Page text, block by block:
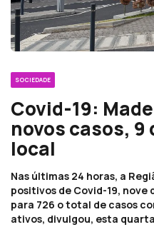
SOCIEDADE
Covid-19:
novos casos,
local
Nas últimas 24 horas, a
positivos de Covid-19,
para 726 o total de casos
ativos, divulgou, esta